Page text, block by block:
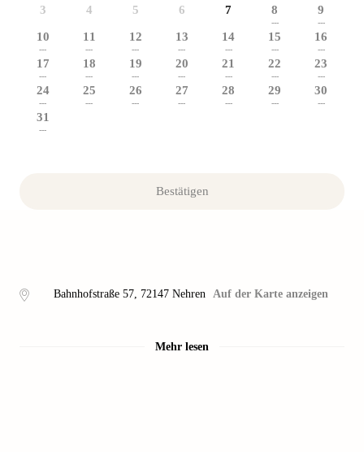
3 4 5 6 7 8
---
9
---
10
---
11
---
12
---
13
---
14
---
15
---
16
---
17
---
18
---
19
---
20
---
21
---
22
---
23
---
24
---
25
---
26
---
27
---
28
---
29
---
30
---
31
---
Bestätigen
Bahnhofstraße 57, 72147 Nehren Auf der Karte anzeigen
Mehr lesen